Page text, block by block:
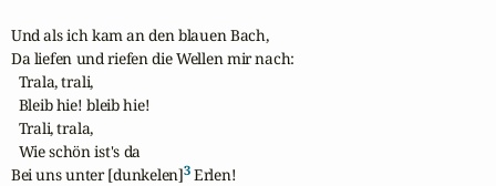
Und als ich kam an den blauen Bach,
Da liefen und riefen die Wellen mir nach:
  Trala, trali,
  Bleib hie! bleib hie!
  Trali, trala,
  Wie schön ist's da
Bei uns unter [dunkelen]3 Erlen!